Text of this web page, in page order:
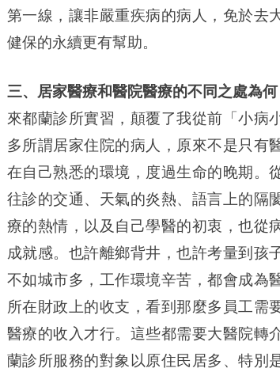
第一線，讓非嚴重疾病的病人，免於去
健保的永續更有幫助。
三、居家醫療和醫院醫療的不同之處為何
來都蘭診所實習，顛覆了我從前「小病
多所謂居家住院的病人，原來不是只有
在自己熟悉的環境，度過生命的晚期。
往診的交通、天氣的炎熱、語言上的隔
療的熱情，以及自己學醫的初衷，也從
成就感。也許離鄉背井，也許考量到孩
不如城市多，工作環境辛苦，都會成為
所在財政上的收支，看到那麼多員工需
醫療的收入才行。這些都需要大醫院轉
蘭診所服務的對象以原住民居多、特別